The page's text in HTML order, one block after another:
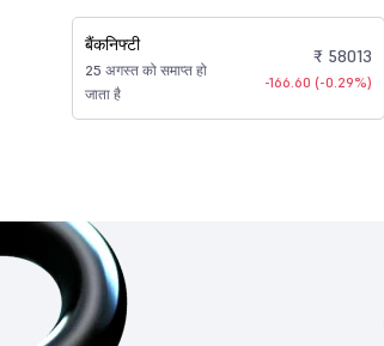
बैंकनिफ्टी
25 अगस्त को समाप्त हो
जाता है
₹ 58013
-166.60 (-0.29%)